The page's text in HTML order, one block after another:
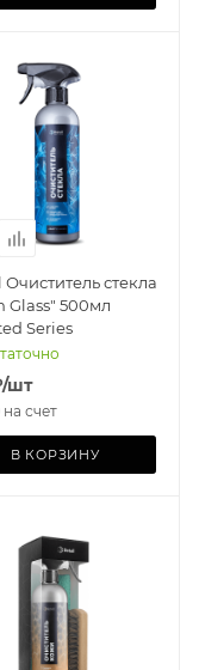
стекла
Glass" 500мл
Series
/шт
на счет
В КОРЗИНУ